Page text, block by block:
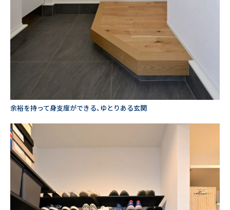
余裕を持って身支度ができる、ゆとりある玄関